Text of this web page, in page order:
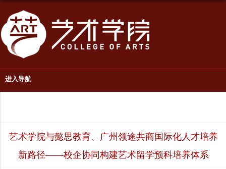
进入导航
艺术学院与懿思教育、广州领途共商国际化人才培养
新路径——校企协同构建艺术留学预科培养体系